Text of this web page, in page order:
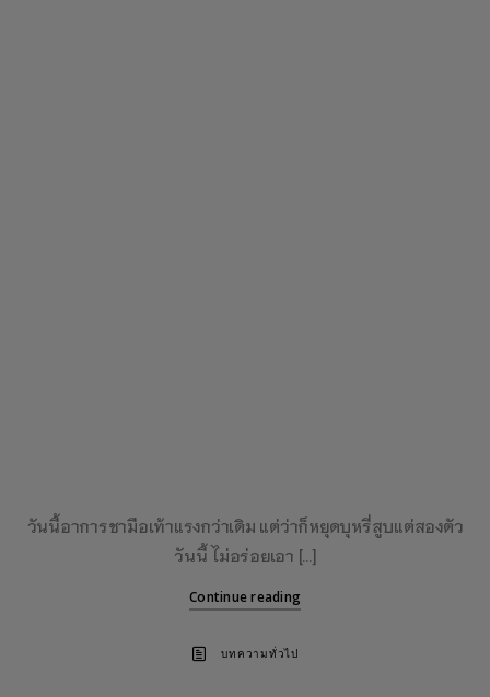
วันนี้อาการชามือเท้าแรงกว่าเดิม แต่ว่าก็หยุดบุหรี่สูบแต่สองตัว
วันนี้ ไม่อร่อยเอา […]
Continue reading
บทความทั่วไป